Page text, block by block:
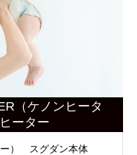
（ケノンヒータ
ーター
ー） スグダン本体